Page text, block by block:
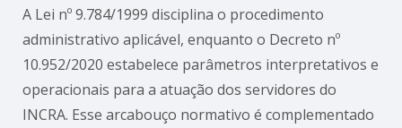
A Lei nº 9.784/1999 disciplina o procedimento
administrativo aplicável, enquanto o Decreto nº
10.952/2020 estabelece parâmetros interpretativos e
operacionais para a atuação dos servidores do
INCRA. Esse arcabouço normativo é complementado